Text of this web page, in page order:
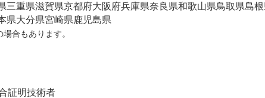
三重県滋賀県京都府大阪府兵庫県奈良県和歌山県鳥取県島
県大分県宮崎県鹿児島県
合もあります。
証明技術者